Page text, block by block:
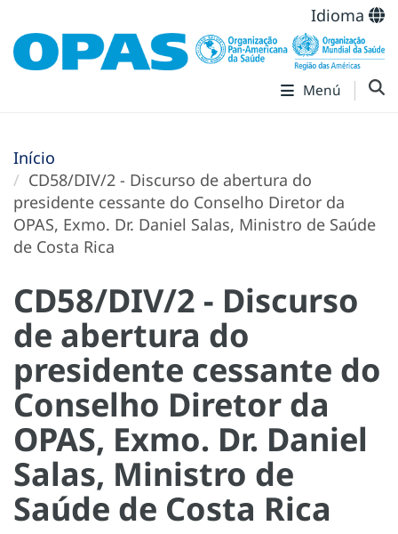
Idioma
Menú
Início
CD58/DIV/2 - Discurso de abertura do
presidente cessante do Conselho Diretor da
OPAS, Exmo. Dr. Daniel Salas, Ministro de Saúde
de Costa Rica
CD58/DIV/2 - Discurso
de abertura do
presidente cessante do
Conselho Diretor da
OPAS, Exmo. Dr. Daniel
Salas, Ministro de
Saúde de Costa Rica